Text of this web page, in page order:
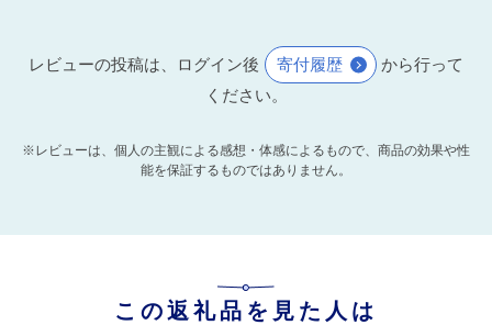
レビューの投稿は、ログイン後 寄付履歴
から行って
ください。
※レビューは、個人の主観による感想・体感によるもので、商品の効果や性
能を保証するものではありません。
この返礼品を見た人は